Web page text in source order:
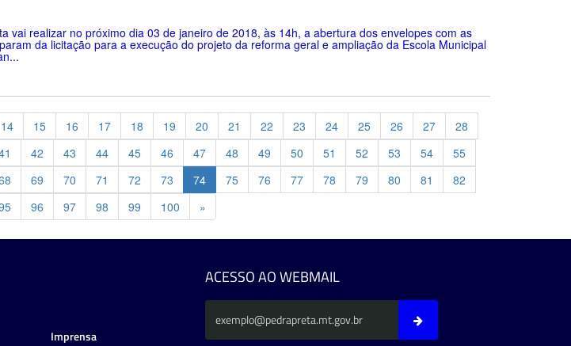
vai realizar no próximo dia 03 de janeiro de 2018, às 14h, a abertura dos envelopes com as
da licitação para a execução do projeto da reforma geral e ampliação da Escola Municipal
14 15 16 17 18 19 20 21 22 23 24 25 26 27
28
42 43 44 45 46 47 48 49 50 51 52 53 54
55
69 70 71 72 73 74 75 76 77 78 79 80 81
82
96 97 98 99 100 »
Imprensa
ACESSO AO WEBMAIL